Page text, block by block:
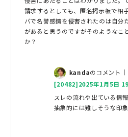
請求するとしても、匿名掲示板で相
バで名誉感情を侵害されたのは自分
があると思うのですがそのようなこ
か？
kandaのコメント｜
[20482]2025年1月5日
スレの流れや出ている情
抽象的には難しそうな印